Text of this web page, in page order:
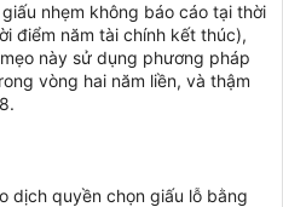
nhẹm không báo cáo tại thời
điểm năm tài chính kết thúc),
này sử dụng phương pháp
vòng hai năm liền, và thậm
dịch quyền chọn giấu lỗ bằng